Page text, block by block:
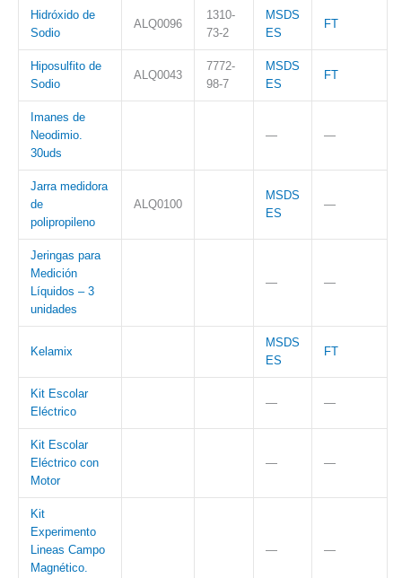
Hidróxido de
Sodio
ALQ0096
1310-
73-2
MSDS
ES
FT
Hiposulfito de
Sodio
ALQ0043
7772-
98-7
MSDS
ES
FT
Imanes de
Neodimio.
30uds
— —
Jarra medidora
de
polipropileno
ALQ0100
MSDS
ES
—
Jeringas para
Medición
Líquidos – 3
unidades
— —
Kelamix
MSDS
ES
FT
Kit Escolar
Eléctrico
— —
Kit Escolar
Eléctrico con
Motor
— —
Kit
Experimento
Lineas Campo
Magnético.
— —